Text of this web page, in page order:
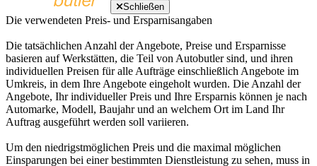
Schließen
Die verwendeten Preis- und Ersparnisangaben
Die tatsächlichen Anzahl der Angebote, Preise und Ersparnisse
basieren auf Werkstätten, die Teil von Autobutler sind, und ihren
individuellen Preisen für alle Aufträge einschließlich Angebote im
Umkreis, in dem Ihre Angebote eingeholt wurden. Die Anzahl der
Angebote, Ihr individueller Preis und Ihre Ersparnis können je nach
Automarke, Modell, Baujahr und an welchem Ort im Land Ihr
Auftrag ausgeführt werden soll variieren.
Um den niedrigstmöglichen Preis und die maximal möglichen
Einsparungen bei einer bestimmten Dienstleistung zu sehen, muss in